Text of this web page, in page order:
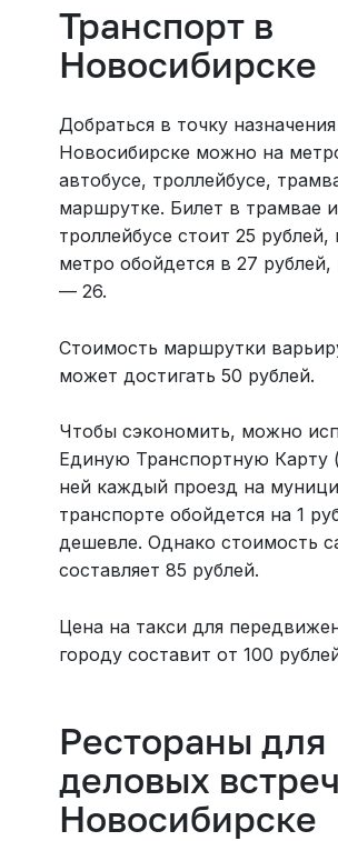
Транспорт в
Новосибирске
Добраться в точку
Новосибирске можно на
автобусе, троллейбусе,
маршрутке. Билет в трамвае и
троллейбусе стоит 25 рублей,
метро обойдется в 27 рублей,
— 26.
Стоимость маршрутки
может достигать 50 рублей.
Чтобы сэкономить, можно
Единую Транспортную Карту
ней каждый проезд на
транспорте обойдется на 1
дешевле. Однако стоимость
составляет 85 рублей.
Цена на такси для
городу составит от 100
Рестораны для
деловых
Новосибирске